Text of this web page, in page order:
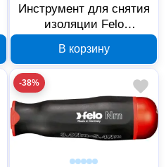
Инструмент для снятия
изоляции Felo
В корзину
-38%